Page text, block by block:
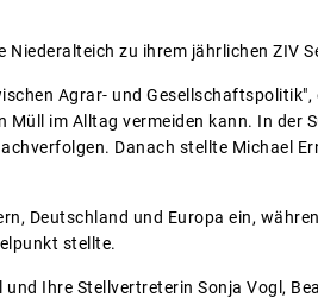
zu ihrem jährlichen ZIV
Agrar- und Gesellschaftspolitik",
Müll im Alltag vermeiden kann. In der
Danach stellte Michael
Deutschland und Europa ein,
stellte.
Ihre Stellvertreterin Sonja Vogl,